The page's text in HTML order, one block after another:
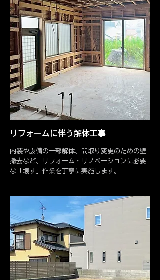
リフォームに伴う解体工事
内装や設備の一部解体、間取り変更のための壁
撤去など、リフォーム・リノベーションに必要
な「壊す」作業を丁寧に実施します。